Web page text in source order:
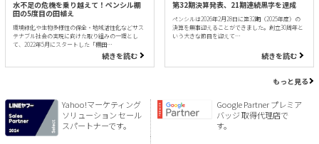
水不足の危機を乗り越えて！ペンシル棚
田の5度目の田植え
環境緑化や生物多様性の保全・地域活性化などサス
テナブル社会の実現に向けた取り組みの一環とし
て、2022年5月にスタートした「棚田…
続きを読む
第32期決算発表、21期連続黒字を達成
ペンシルは2026年2月28日に第32期（2025年度）の
決算を無事迎えることができました。創立30周年と
いう大きな節目を迎えて…
続きを読む
もっと見る
Yahoo!マーケティング
ソリューション セール
スパートナーです。
Google Partner プレミア
バッジ 取得代理店で
す。